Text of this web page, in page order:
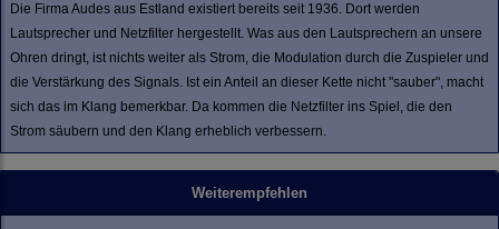
Die Firma Audes aus Estland existiert bereits seit 1936. Dort werden
Lautsprecher und Netzfilter hergestellt. Was aus den Lautsprechern an unsere
Ohren dringt, ist nichts weiter als Strom, die Modulation durch die Zuspieler und
die Verstärkung des Signals. Ist ein Anteil an dieser Kette nicht "sauber", macht
sich das im Klang bemerkbar. Da kommen die Netzfilter ins Spiel, die den
Strom säubern und den Klang erheblich verbessern.
Weiterempfehlen